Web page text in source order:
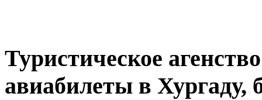
Туристическое
авиабилеты в Хургаду,